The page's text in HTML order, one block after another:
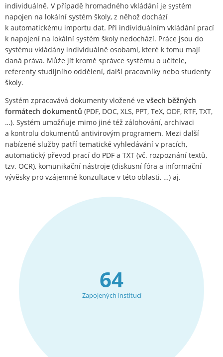
individuálně. V případě hromadného vkládání je systém
napojen na lokální systém školy, z něhož dochází
k automatickému importu dat. Při individuálním vkládání prací
k napojení na lokální systém školy nedochází. Práce jsou do
systému vkládány individuálně osobami, které k tomu mají
daná práva. Může jít kromě správce systému o učitele,
referenty studijního oddělení, další pracovníky nebo studenty
školy.
Systém zpracovává dokumenty vložené ve všech běžných
formátech dokumentů (PDF, DOC, XLS, PPT, TeX, ODF, RTF, TXT,
…). Systém umožňuje mimo jiné též zálohování, archivaci
a kontrolu dokumentů antivirovým programem. Mezi další
nabízené služby patří tematické vyhledávání v pracích,
automatický převod prací do PDF a TXT (vč. rozpoznání textů,
tzv. OCR), komunikační nástroje (diskusní fóra a informační
vývěsky pro vzájemné konzultace v této oblasti, …) aj.
64
Zapojených institucí